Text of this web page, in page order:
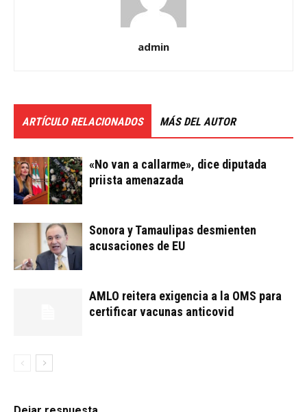
admin
ARTÍCULO RELACIONADOS MÁS DEL AUTOR
«No van a callarme», dice diputada
priista amenazada
Sonora y Tamaulipas desmienten
acusaciones de EU
AMLO reitera exigencia a la OMS para
certificar vacunas anticovid